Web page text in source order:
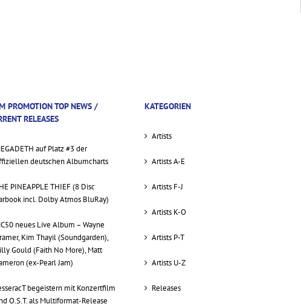
PROMOTION TOP NEWS /
RELEASES
auf Platz #3 der
deutschen Albumcharts
PINEAPPLE THIEF (8 Disc
incl. Dolby Atmos BluRay)
neues Live Album – Wayne
Kim Thayil (Soundgarden),
Gould (Faith No More), Matt
(ex-Pearl Jam)
begeistern mit Konzertfilm
O.S.T. als Multiformat-Release
KATEGORIEN
Artists
Artists A-E
Artists F-J
Artists K-O
Artists P-T
Artists U-Z
Releases